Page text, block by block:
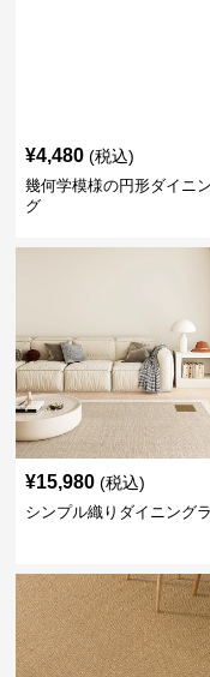
¥4,480 (税込)
幾何学模様の円形ダイニ
グ
¥15,980 (税込)
シンプル織りダイニング